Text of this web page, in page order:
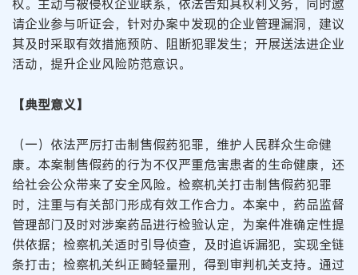
权。主动与被侵权企业联系，依法告知其权利义务，同时邀
请企业参与听证会，针对办案中发现的企业管理漏洞，建议
其及时采取有效措施预防、阻断犯罪发生；开展送法进企业
活动，提升企业风险防范意识。
【典型意义】
（一）依法严厉打击制售假药犯罪，维护人民群众生命健
康。本案制售假药的行为不仅严重危害患者的生命健康，还
给社会公众带来了安全风险。检察机关打击制售假药犯罪
时，注重与有关部门形成有效工作合力。本案中，药品监督
管理部门及时对涉案药品进行检验认定，为案件准确定性提
供依据；检察机关适时引导侦查，及时追诉漏犯，实现全链
条打击；检察机关纠正畸轻量刑，得到审判机关支持。通过